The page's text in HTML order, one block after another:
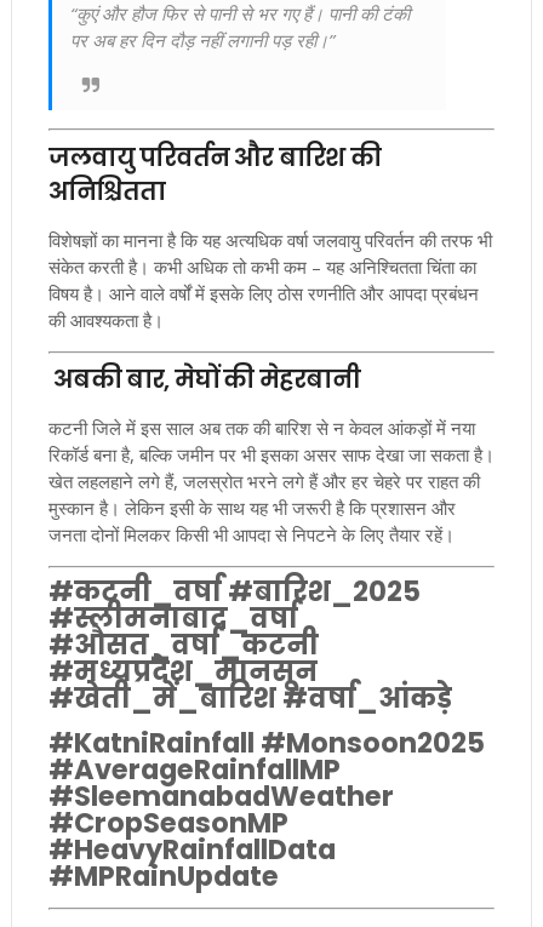
“कुएं और हौज फिर से पानी से भर गए हैं। पानी की टंकी
पर अब हर दिन दौड़ नहीं लगानी पड़ रही।”
जलवायु परिवर्तन और बारिश की
अनिश्चितता
विशेषज्ञों का मानना है कि यह अत्यधिक वर्षा जलवायु परिवर्तन की तरफ भी
संकेत करती है। कभी अधिक तो कभी कम – यह अनिश्चितता चिंता का
विषय है। आने वाले वर्षों में इसके लिए ठोस रणनीति और आपदा प्रबंधन
की आवश्यकता है।
अबकी बार, मेघों की मेहरबानी
कटनी जिले में इस साल अब तक की बारिश से न केवल आंकड़ों में नया
रिकॉर्ड बना है, बल्कि जमीन पर भी इसका असर साफ देखा जा सकता है।
खेत लहलहाने लगे हैं, जलस्रोत भरने लगे हैं और हर चेहरे पर राहत की
मुस्कान है। लेकिन इसी के साथ यह भी जरूरी है कि प्रशासन और
जनता दोनों मिलकर किसी भी आपदा से निपटने के लिए तैयार रहें।
#कटनी_वर्षा #बारिश_2025
#स्लीमनाबाद_वर्षा
#औसत_वर्षा_कटनी
#मध्यप्रदेश_मानसून
#खेती_में_बारिश #वर्षा_आंकड़े
#KatniRainfall #Monsoon2025
#AverageRainfallMP
#SleemanabadWeather
#CropSeasonMP
#HeavyRainfallData
#MPRainUpdate